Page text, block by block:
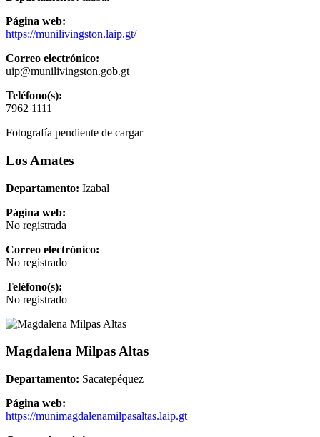
Página web:
https://munilivingston.laip.gt/
Correo electrónico:
uip@munilivingston.gob.gt
Teléfono(s):
7962 1111
Fotografía pendiente de cargar
Los Amates
Departamento: Izabal
Página web:
No registrada
Correo electrónico:
No registrado
Teléfono(s):
No registrado
Magdalena Milpas Altas
Departamento: Sacatepéquez
Página web:
https://munimagdalenamilpasaltas.laip.gt